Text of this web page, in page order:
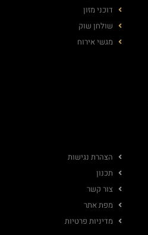
דוכני מזון
שולחן שוק
מגשי אירוח
הצהרת נגישות
תכנון
צור קשר
מפת אתר
מדיניות פרטיות